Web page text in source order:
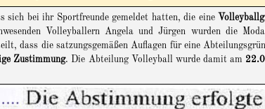
sich bei ihr Sportfreunde gemeldet hatten, die eine
Volleyballern Angela und Jürgen wurden die
dass die satzungsgemäßen Auflagen für eine
Zustimmung. Die Abteilung Volleyball wurde damit am